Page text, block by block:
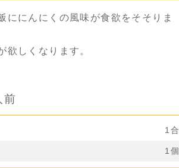
ににんにくの風味が食欲をそそりま
欲しくなります。
前
1合
1個